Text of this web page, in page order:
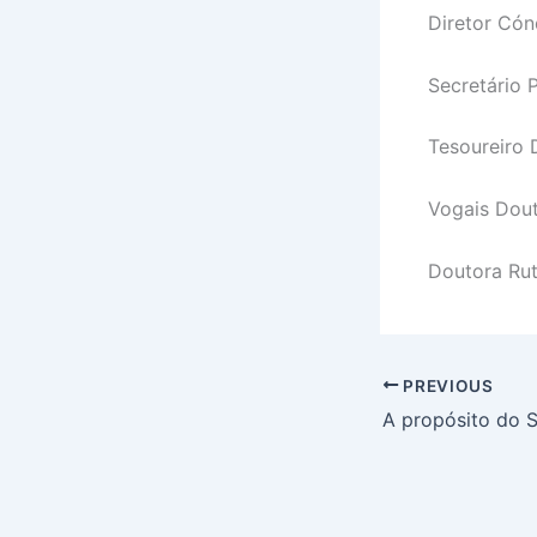
Diretor
Secretário
Tesoureiro
Vogais
Doutora
PREVIOUS